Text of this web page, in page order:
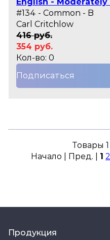
English - Moderately
#134 - Common - B
Carl Critchlow
416 руб.
354 руб.
Кол-во: 0
Подписаться
Товары
Начало | Пред. | 1 2
Продукция